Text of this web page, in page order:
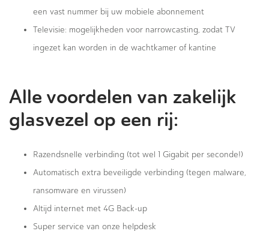
een vast nummer bij uw mobiele abonnement
Televisie: mogelijkheden voor narrowcasting, zodat TV
ingezet kan worden in de wachtkamer of kantine
Alle voordelen van zakelijk
glasvezel op een rij:
Razendsnelle verbinding (tot wel 1 Gigabit per seconde!)
Automatisch extra beveiligde verbinding (tegen malware,
ransomware en virussen)
Altijd internet met 4G Back-up
Super service van onze helpdesk